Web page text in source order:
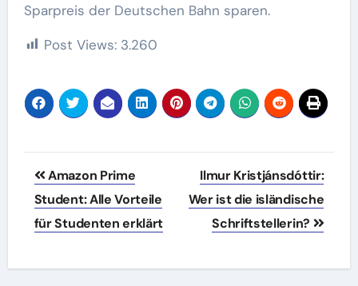
Sparpreis der Deutschen Bahn sparen.
Post Views: 3.260
Beitragsnavigation
Amazon Prime
Student: Alle Vorteile
für Studenten erklärt
Ilmur Kristjánsdóttir:
Wer ist die isländische
Schriftstellerin?